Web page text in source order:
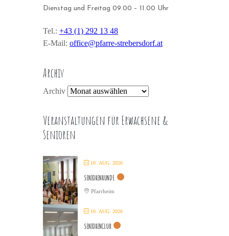
Dienstag und Freitag 09.00 – 11.00 Uhr
Tel.: +43 (1) 292 13 48
E-Mail: office@pfarre-strebersdorf.at
Archiv
Archiv
Veranstaltungen für Erwachsene &
Senioren
10. AUG. 2026
SENIORENRUNDE
Pfarrheim
10. AUG. 2026
SENIORENCLUB